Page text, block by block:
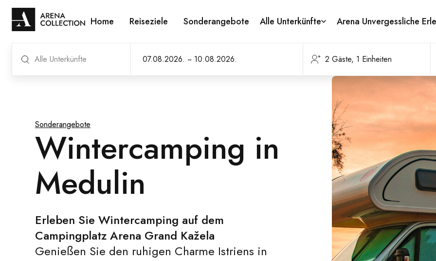
Home Reiseziele Sonderangebote Alle Unterkünfte Arena Unvergessliche
Alle Unterkünfte
Sonderangebote
Wintercamping in
Medulin
Erleben Sie Wintercamping auf dem
Campingplatz Arena Grand Kažela
Genießen Sie den ruhigen Charme Istriens in